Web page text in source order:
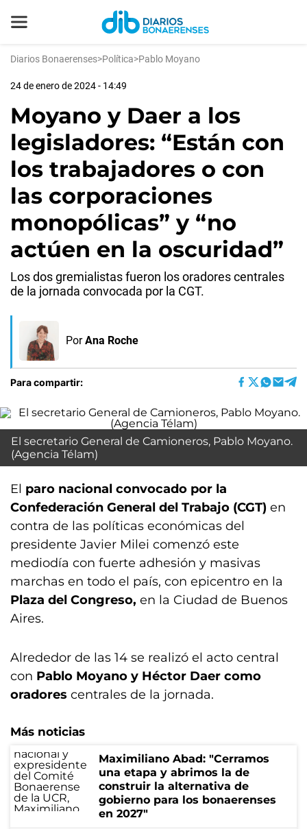
Diarios Bonaerenses>Política>Pablo Moyano
24 de enero de 2024 - 14:49
Moyano y Daer a los
legisladores: “Están con
los trabajadores o con
las corporaciones
monopólicas” y “no
actúen en la oscuridad”
Los dos gremialistas fueron los oradores centrales
de la jornada convocada por la CGT.
Por Ana Roche
Para compartir:
El secretario General de Camioneros, Pablo Moyano.
(Agencia Télam)
El paro nacional convocado por la
Confederación General del Trabajo (CGT) en
contra de las políticas económicas del
presidente Javier Milei comenzó este
mediodía con fuerte adhesión y masivas
marchas en todo el país, con epicentro en la
Plaza del Congreso, en la Ciudad de Buenos
Aires.
Alrededor de las 14 se realizó el acto central
con Pablo Moyano y Héctor Daer como
oradores centrales de la jornada.
Más noticias
Maximiliano Abad: "Cerramos
una etapa y abrimos la de
construir la alternativa de
gobierno para los bonaerenses
en 2027"